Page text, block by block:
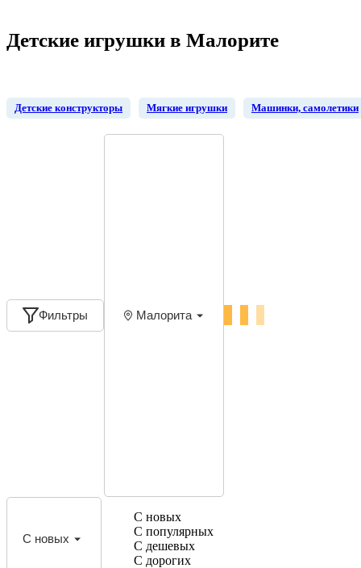
Детские игрушки в Малорите
Детские конструкторы Мягкие игрушки Машинки, самолетики
Фильтры Малорита
С новых
С новых
С популярных
С дешевых
С дорогих